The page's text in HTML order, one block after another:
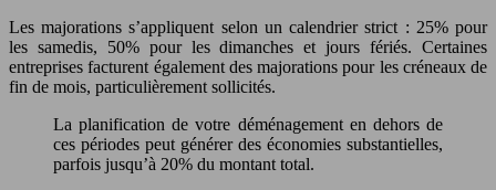
Les majorations s’appliquent selon un calendrier strict : 25% pour
les samedis, 50% pour les dimanches et jours fériés. Certaines
entreprises facturent également des majorations pour les créneaux de
fin de mois, particulièrement sollicités.
La planification de votre déménagement en dehors de
ces périodes peut générer des économies substantielles,
parfois jusqu’à 20% du montant total.